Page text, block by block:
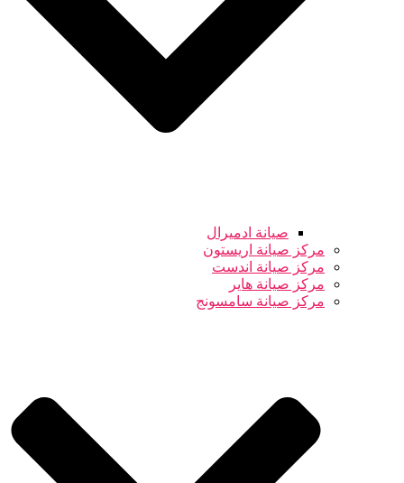
صيانة ادميرال
مركز صيانة اريستون
مركز صيانة اندست
مركز صيانة هاير
مركز صيانة سامسونج